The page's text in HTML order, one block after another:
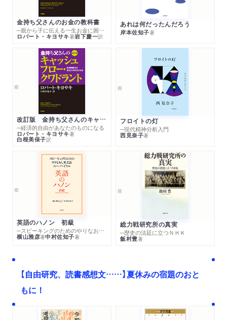
金持ち父さんのお金の教科書
─親から子に伝える一生お金に困らない考え方
ロバート・キヨサキ著岩下慶一訳
あれは何だったんだろう
岸本佐知子著
改訂版 金持ち父さんのキャッシュフロー・クワドラント
─経済的自由があなたのものになる
ロバート・キヨサキ著
白根美保子訳
フロイトの灯
─現代精神分析入門
西見奈子著
英語のハノン 初級
─スピーキングのためのやりなおし英文法スーパードリル
横山雅彦著中村佐知子著
総力戦研究所の真実
─歴史の法廷に立つＮＨＫ
飯村豊著
【自由研究、読書感想文……】夏休みの宿題のおと
もに！